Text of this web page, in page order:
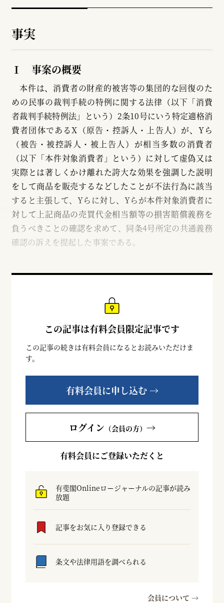
事実
Ⅰ 事案の概要
本件は、消費者の財産的被害等の集団的な回復のた
めの民事の裁判手続の特例に関する法律（以下「消費
者裁判手続特例法」という）2条10号にいう特定適格消
費者団体であるX（原告・控訴人・上告人）が、Yら
（被告・被控訴人・被上告人）が相当多数の消費者
（以下「本件対象消費者」という）に対して虚偽又は
実際とは著しくかけ離れた誇大な効果を強調した説明
をして商品を販売するなどしたことが不法行為に該当
すると主張して、Yらに対し、Yらが本件対象消費者に
対して上記商品の売買代金相当額等の損害賠償義務を
負うべきことの確認を求めて、同条4号所定の共通義務
確認の訴えを提起した事案である。
この記事は有料会員限定記事です
この記事の続きは有料会員になるとお読みいただけま
す。
有料会員に申し込む →
ログイン （会員の方） →
有料会員にご登録いただくと
有斐閣Onlineロージャーナルの記事が読み
放題
記事をお気に入り登録できる
条文や法律用語を調べられる
会員について →